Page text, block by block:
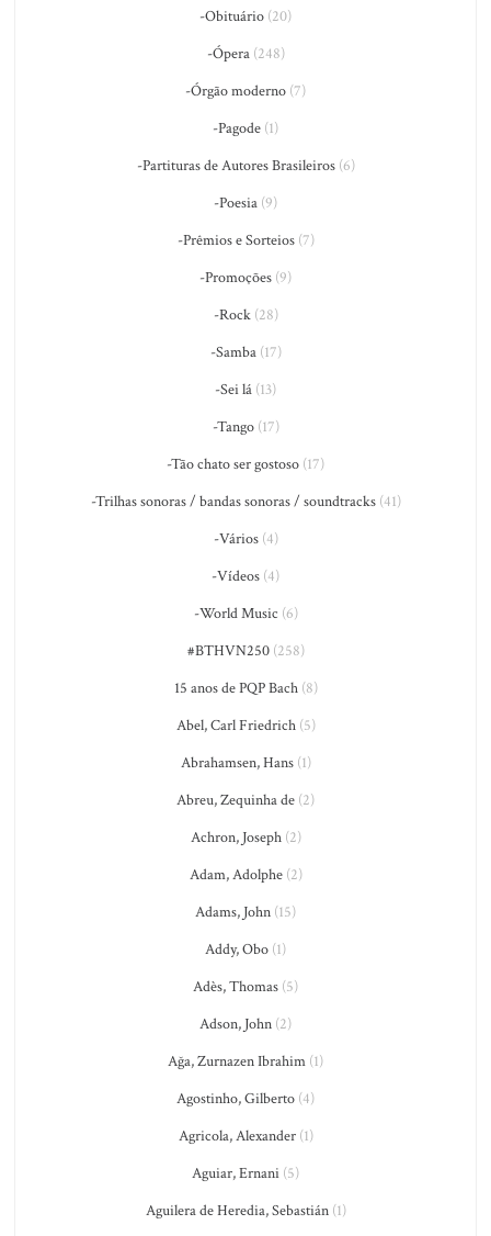
-Obituário (20)
-Ópera(248)
-Órgão moderno (7)
-Pagode (1)
-Partituras de Autores Brasileiros(6)
-Poesia (9)
-Prêmios e Sorteios(7)
-Promoções (9)
-Rock(28)
-Samba(17)
-Sei lá (13)
-Tango(17)
-Tão chato ser gostoso (17)
-Trilhas sonoras / bandas sonoras / soundtracks(41)
-Vários(4)
-Vídeos (4)
-World Music (6)
#BTHVN250(258)
15 anos de PQP Bach(8)
Abel, Carl Friedrich(5)
Abrahamsen, Hans(1)
Abreu, Zequinha de (2)
Achron, Joseph(2)
Adam, Adolphe(2)
Adams, John (15)
Addy, Obo (1)
Adès, Thomas (5)
Adson, John (2)
Ağa, Zurnazen Ibrahim (1)
Agostinho, Gilberto (4)
Agricola, Alexander(1)
Aguiar, Ernani (5)
Aguilera de Heredia, Sebastián(1)